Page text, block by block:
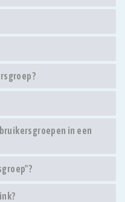
in een